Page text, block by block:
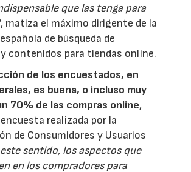
que las tenga para
matiza el máximo dirigente de la
de búsqueda de
contenidos para tiendas online.
de los encuestados, en
es buena, o incluso muy
70% de las compras online,
realizada por la
de Consumidores y Usuarios
sentido, los aspectos que
en los compradores para